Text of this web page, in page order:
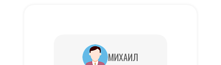
МИХАИЛ